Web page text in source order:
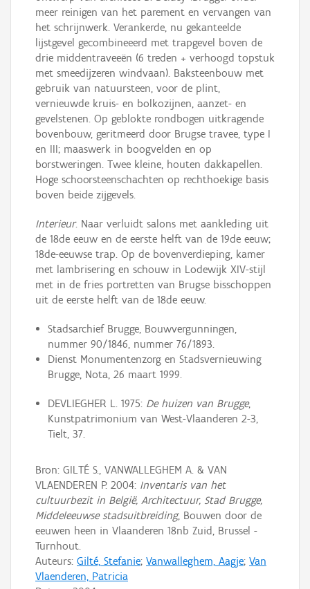
meer reinigen van het parement en vervangen van
het schrijnwerk. Verankerde, nu gekanteelde
lijstgevel gecombineeerd met trapgevel boven de
drie middentraveeën (6 treden + verhoogd topstuk
met smeedijzeren windvaan). Baksteenbouw met
gebruik van natuursteen, voor de plint,
vernieuwde kruis- en bolkozijnen, aanzet- en
gevelstenen. Op geblokte rondbogen uitkragende
bovenbouw, geritmeerd door Brugse travee, type I
en III; maaswerk in boogvelden en op
borstweringen. Twee kleine, houten dakkapellen.
Hoge schoorsteenschachten op rechthoekige basis
boven beide zijgevels.
Interieur. Naar verluidt salons met aankleding uit
de 18de eeuw en de eerste helft van de 19de eeuw;
18de-eeuwse trap. Op de bovenverdieping, kamer
met lambrisering en schouw in Lodewijk XIV-stijl
met in de fries portretten van Brugse bisschoppen
uit de eerste helft van de 18de eeuw.
Stadsarchief Brugge, Bouwvergunningen,
nummer 90/1846, nummer 76/1893.
Dienst Monumentenzorg en Stadsvernieuwing
Brugge, Nota, 26 maart 1999.
DEVLIEGHER L. 1975: De huizen van Brugge,
Kunstpatrimonium van West-Vlaanderen 2-3,
Tielt, 37.
Bron: GILTÉ S., VANWALLEGHEM A. & VAN
VLAENDEREN P. 2004: Inventaris van het
cultuurbezit in België, Architectuur, Stad Brugge,
Middeleeuwse stadsuitbreiding, Bouwen door de
eeuwen heen in Vlaanderen 18nb Zuid, Brussel -
Turnhout.
Auteurs: Gilté, Stefanie; Vanwalleghem, Aagje; Van
Vlaenderen, Patricia